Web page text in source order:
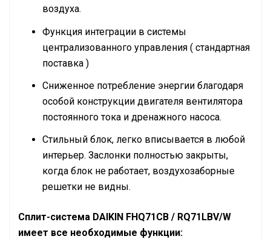
воздуха.
Функция интеграции в системы
централизованного управления ( стандартная
поставка )
Сниженное потребление энергии благодаря
особой конструкции двигателя вентилятора
постоянного тока и дренажного насоса.
Стильный блок, легко вписывается в любой
интерьер. Заслонки полностью закрыты,
когда блок не работает, воздухозаборные
решетки не видны.
Сплит-система DAIKIN FHQ71CB / RQ71LBV/W
имеет все необходимые функции: